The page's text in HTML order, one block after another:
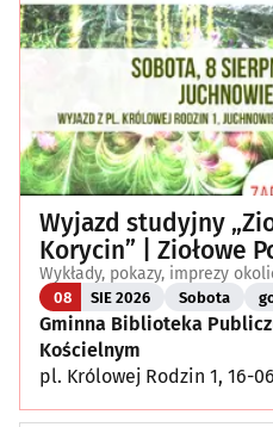
Wyjazd studyjny
Korycin” | Ziołowe
Wykłady, pokazy, imprezy
08 SIE 2026 Sobota
Gminna Biblioteka
Kościelnym
pl. Królowej Rodzin 1, 16-